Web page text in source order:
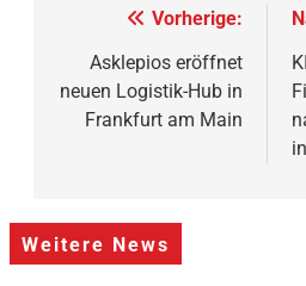
Vorherige:
Asklepios eröffnet
neuen Logistik-Hub in
Frankfurt am Main
Weitere News